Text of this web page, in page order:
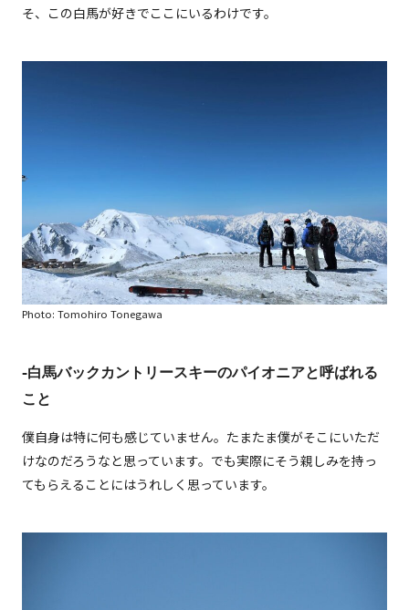
そ、この白馬が好きでここにいるわけです。
Photo: Tomohiro Tonegawa
-白馬バックカントリースキーのパイオニアと呼ばれる
こと
僕自身は特に何も感じていません。たまたま僕がそこにいただ
けなのだろうなと思っています。でも実際にそう親しみを持っ
てもらえることにはうれしく思っています。